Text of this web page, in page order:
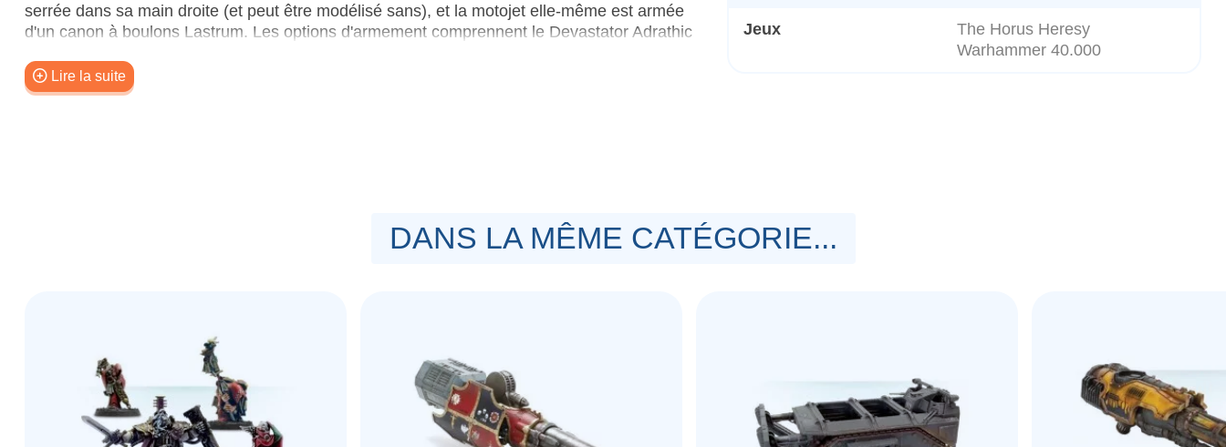
serrée dans sa main droite (et peut être modélisé sans), et la motojet elle-même est armée
d'un canon à boulons Lastrum. Les options d'armement comprennent le Devastator Adrathic
motojet pour l'une des trois options.
Lire la suite
Jeux
The Horus Heresy
Warhammer 40.000
DANS LA MÊME CATÉGORIE...